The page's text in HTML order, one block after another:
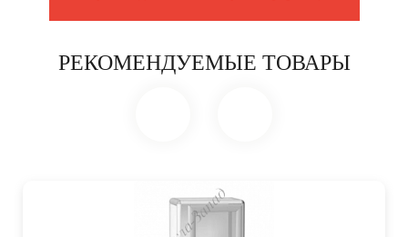
РЕКОМЕНДУЕМЫЕ ТОВАРЫ